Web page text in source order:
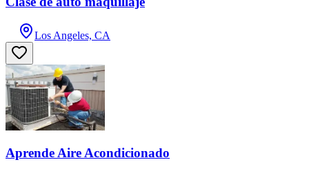
Los Angeles, CA
Aprende Aire Acondicionado